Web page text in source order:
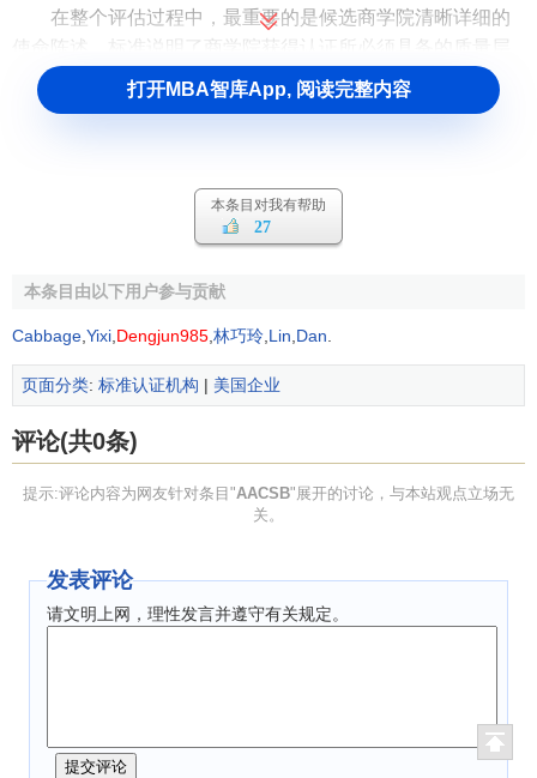
在整个评估过程中，最重要的是候选商学院清晰详细的
使命陈述。标准说明了商学院获得认证所必须具备的质量层
次，而使命的陈述说明了学院的
远景发展目标以及对 项目在
关键领域发展的重视。除了使命陈述以外，候选商学院还必
AACSB的认证步骤
获得AACSB认证，是商学院做出了承诺，要将教学提高
首先，对认证感兴趣的商学院要成为AACSB的会员
再次，商学院提交一份“资格申请”
然后，获得资格之后，候选商学院要与AACSB派遣的
够达到AACSB标准的“认证计划”。商学院要向AACSB提交关
于规划实施的资料和说明。如果认证计划为初始认证委员会
通过，申请学院就可以开始执行计划。
打开MBA智库App, 阅读完整内容
本条目对我有帮助
27
本条目由以下用户参与贡献
Cabbage Yixi Dengjun985 林巧玲 Lin Dan
页面分类: 标准认证机构 | 美国企业
评论(共0条)
提示:评论内容为网友针对条目"AACSB"展开的讨论，与本站观点立场无
关。
发表评论
请文明上网，理性发言并遵守有关规定。